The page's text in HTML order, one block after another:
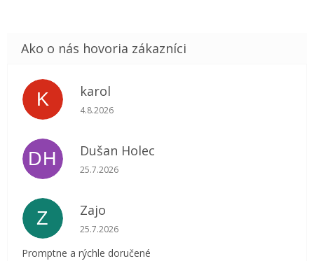
K karol
Hodnotenie obchodu je 5 z 5 hviezdičiek.
4.8.2026
DH Dušan Holec
Hodnotenie obchodu je 5 z 5 hviezdičiek.
25.7.2026
Z Zajo
Hodnotenie obchodu je 5 z 5 hviezdičiek.
25.7.2026
Promptne a rýchle doručené